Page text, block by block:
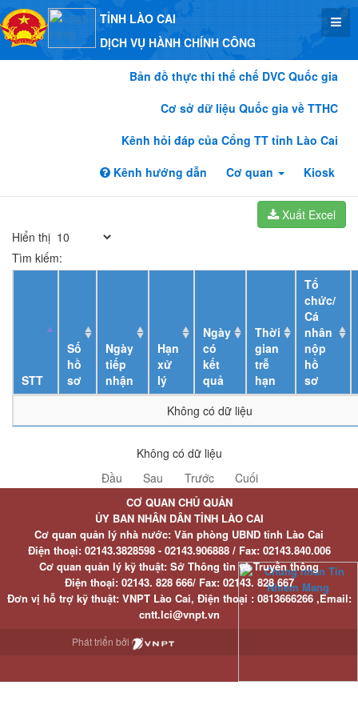
TỈNH LÀO CAI
DỊCH VỤ HÀNH CHÍNH CÔNG
Bản đồ thực thi thể chế DVC Quốc gia
Cơ sở dữ liệu Quốc gia về TTHC
Kênh hỏi đáp của Cổng TT tỉnh Lào Cai
Kênh hướng dẫn
Cơ quan Kiosk
Xuất Excel
Hiển thị
Tìm kiếm:
STT
Số
hồ
sơ
Ngày
tiếp
nhận
Hạn
xử
lý
Ngày
có
kết
quả
Thời
gian
trễ
hạn
Tổ
chức/
Cá
nhân
nộp
hồ
sơ
Không có dữ liệu
Không có dữ liệu
Đầu
Sau Trước Cuối
CƠ QUAN CHỦ QUẢN
ỦY BAN NHÂN DÂN TỈNH LÀO CAI
Cơ quan quản lý nhà nước: Văn phòng UBND tỉnh Lào Cai
Điện thoại:02143.3828598 - 02143.906888 / Fax:02143.840.006
Cơ quan quản lý kỹ thuật: Sở Thông tin và Truyền thông
Điện thoại:02143. 828 666/ Fax:02143. 828 667
Đơn vị hỗ trợ kỹ thuật: VNPT Lào Cai, Điện thoại : 0813666266 ,Email:
cntt.lci@vnpt.vn
Phát triển bởi